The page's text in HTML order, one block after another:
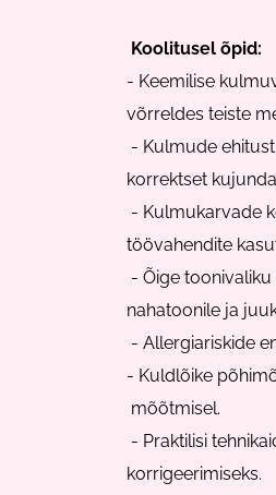
Koolitusel õpid:
- Keemilise
võrreldes teiste
- Kulmude
korrektset
- Kulmukarvade
töövahendite
- Õige
nahatoonile ja
- Allergiariskide
- Kuldlõike
mõõtmisel.
- Praktilisi
korrigeerimiseks.